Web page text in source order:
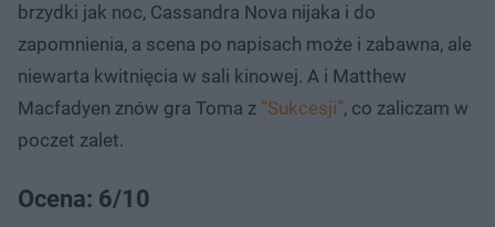
brzydki jak noc, Cassandra Nova nijaka i do
zapomnienia, a scena po napisach może i zabawna, ale
niewarta kwitnięcia w sali kinowej. A i Matthew
Macfadyen znów gra Toma z “Sukcesji”, co zaliczam w
poczet zalet.
Ocena: 6/10